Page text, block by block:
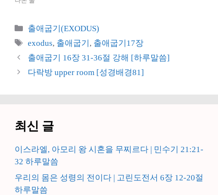
카
리
출애굽기(EXODUS)
태
그
exodus, 출애굽기 , 출애굽기17장
출애굽기 16장 31-36절 강해 [하루말씀]
다락방 upper room [성경배경81]
최신 글
이스라엘, 아모리 왕 시혼을 무찌르다 | 민수기 21:21-
32 하루말씀
우리의 몸은 성령의 전이다 | 고린도전서 6장 12-20절
하루말씀